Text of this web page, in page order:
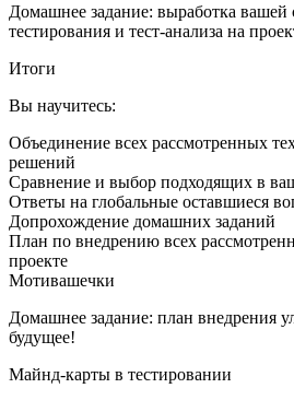
Домашнее задание: выработка вашей
тестирования и тест-анализа на
Итоги
Вы научитесь:
Объединение всех рассмотренных
решений
Сравнение и выбор подходящих в
Ответы на глобальные оставшиеся
Допрохождение домашних заданий
План по внедрению всех
проекте
Мотивашечки
Домашнее задание: план внедрения
будущее!
Майнд-карты в тестировании